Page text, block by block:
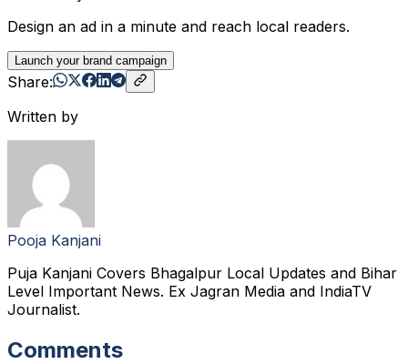
Design an ad in a minute and reach local readers.
Launch your brand campaign
Share:
Written by
Pooja Kanjani
Puja Kanjani Covers Bhagalpur Local Updates and Bihar
Level Important News. Ex Jagran Media and IndiaTV
Journalist.
Comments